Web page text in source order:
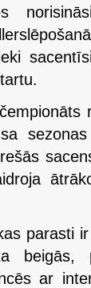
parasti
beigās,
ar